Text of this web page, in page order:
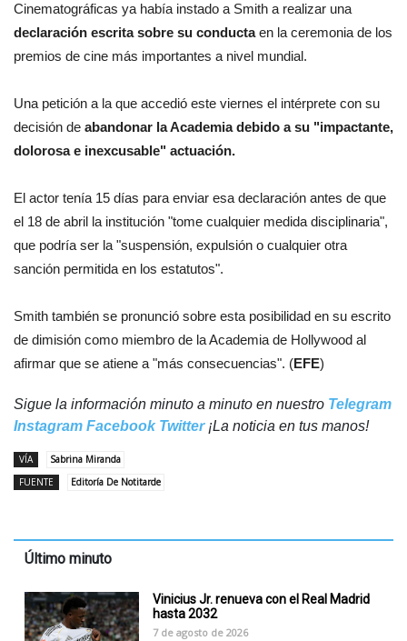
Cinematográficas ya había instado a Smith a realizar una
declaración escrita sobre su conductaen la ceremonia de los
premios de cine más importantes a nivel mundial.
Una petición a la que accedió este viernes el intérprete con su
decisión de abandonar la Academia debido a su "impactante,
dolorosa e inexcusable" actuación.
El actor tenía 15 días para enviar esa declaración antes de que
el 18 de abril la institución "tome cualquier medida disciplinaria",
que podría ser la "suspensión, expulsión o cualquier otra
sanción permitida en los estatutos".
Smith también se pronunció sobre esta posibilidad en su escrito
de dimisión como miembro de la Academia de Hollywood al
afirmar que se atiene a "más consecuencias". (EFE)
Sigue la información minuto a minuto en nuestro Telegram
Instagram Facebook Twitter¡La noticia en tus manos!
VÍA
Sabrina Miranda
FUENTE
Editoría De Notitarde
Último minuto
Vinicius Jr. renueva con el Real Madrid
hasta 2032
7 de agosto de 2026